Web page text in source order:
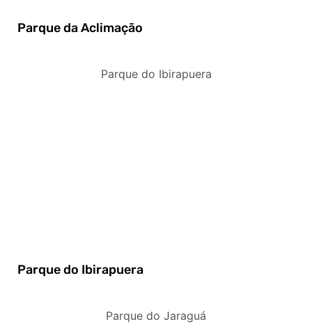
Parque da Aclimação
Parque do Ibirapuera
Parque do Ibirapuera
Parque do Jaraguá